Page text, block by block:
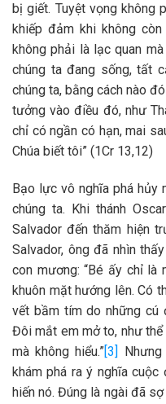
bị giết. Tuyệt vọng không
khiếp đảm khi không
không phải là lạc quan
chúng ta đang sống, tất
chúng ta, bằng cách nào
tưởng vào điều đó, như
chỉ có ngần có hạn, mai
Chúa biết tôi” (1Cr 13,12)
Bạo lực vô nghĩa phá hủy
chúng ta. Khi thánh
Salvador đến thăm hiện
Salvador, ông đã nhìn
con mương: “Bé ấy chỉ
khuôn mặt hướng lên. Có
vết bầm tím do những cú
Đôi mắt em mở to, như
mà không hiểu.”[3]
khám phá ra ý nghĩa
hiến nó. Đúng là ngài đã